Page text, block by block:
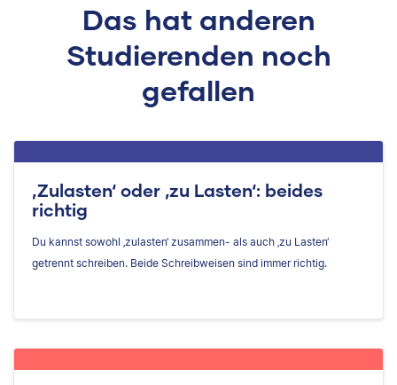
Das hat anderen
Studierenden noch
gefallen
‚Zulasten‘ oder ‚zu Lasten‘: beides
richtig
Du kannst sowohl ‚zulasten‘ zusammen- als auch ‚zu Lasten‘
getrennt schreiben. Beide Schreibweisen sind immer richtig.